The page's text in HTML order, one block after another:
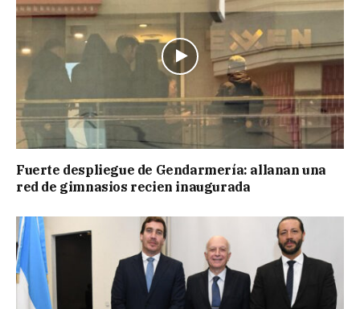
Fuerte despliegue de Gendarmería: allanan una
red de gimnasios recien inaugurada